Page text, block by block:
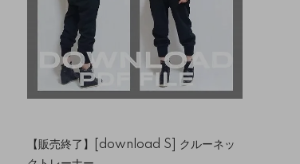
【販売終了】[download S] クルーネッ